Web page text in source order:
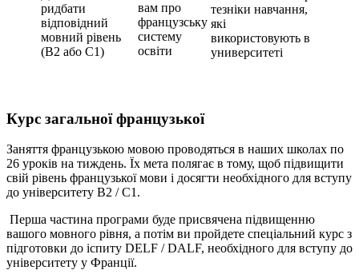
ридбати
відповідний
мовний рівень
(В2 або С1)
вам про
французську
систему
освіти
тезніки навчання,
які
використовують в
университеті
Курс загальної французької
Заняття французькою мовою проводяться в наших школах по
26 уроків на тиждень. Їх мета полягає в тому, щоб підвищити
свій рівень французької мови і досягти необхідного для вступу
до університету B2 / C1.
Перша частина програми буде присвячена підвищенню
вашого мовного рівня, а потім ви пройдете спеціальний курс з
підготовки до іспиту DELF / DALF, необхідного для вступу до
університету у Франції.